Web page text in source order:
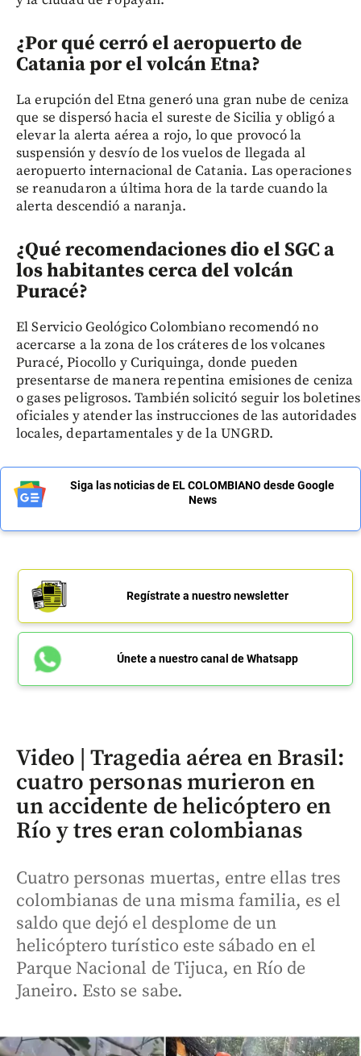
¿Por qué cerró el aeropuerto de
Catania por el volcán Etna?
La erupción del Etna generó una gran nube de ceniza
que se dispersó hacia el sureste de Sicilia y obligó a
elevar la alerta aérea a rojo, lo que provocó la
suspensión y desvío de los vuelos de llegada al
aeropuerto internacional de Catania. Las operaciones
se reanudaron a última hora de la tarde cuando la
alerta descendió a naranja.
¿Qué recomendaciones dio el SGC a
los habitantes cerca del volcán
Puracé?
El Servicio Geológico Colombiano recomendó no
acercarse a la zona de los cráteres de los volcanes
Puracé, Piocollo y Curiquinga, donde pueden
presentarse de manera repentina emisiones de ceniza
o gases peligrosos. También solicitó seguir los boletines
oficiales y atender las instrucciones de las autoridades
locales, departamentales y de la UNGRD.
Siga las noticias de EL COLOMBIANO desde Google
News
Regístrate a nuestro newsletter
Únete a nuestro canal de Whatsapp
Video | Tragedia aérea en Brasil:
cuatro personas murieron en
un accidente de helicóptero en
Río y tres eran colombianas
Cuatro personas muertas, entre ellas tres
colombianas de una misma familia, es el
saldo que dejó el desplome de un
helicóptero turístico este sábado en el
Parque Nacional de Tijuca, en Río de
Janeiro. Esto se sabe.